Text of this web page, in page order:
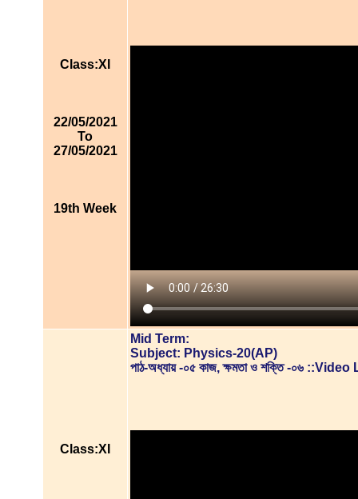
Class:XI
22/05/2021
To
27/05/2021
19th Week
Class:XI
Mid Term:
Subject: Physics-20(AP)
পাঠ-অধ্যায় -০৫ কাজ, ক্ষমতা ও শক্তি -০৬